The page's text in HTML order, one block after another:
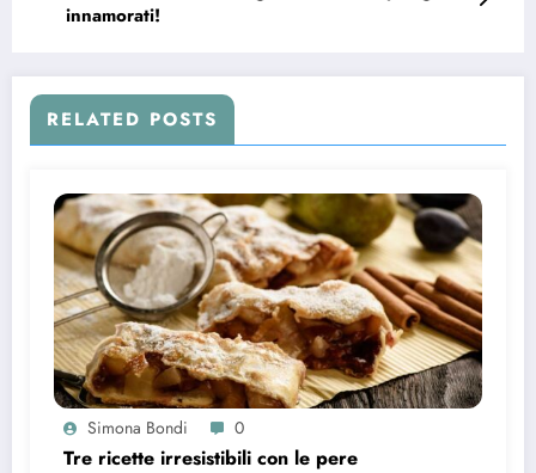
innamorati!
RELATED POSTS
Simona Bondi 0
Tre ricette irresistibili con le pere